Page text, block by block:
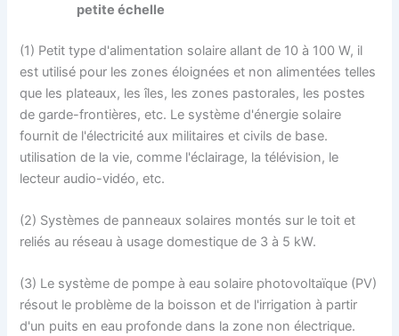
petite échelle
(1) Petit type d'alimentation solaire allant de 10 à 100 W, il
est utilisé pour les zones éloignées et non alimentées telles
que les plateaux, les îles, les zones pastorales, les postes
de garde-frontières, etc. Le système d'énergie solaire
fournit de l'électricité aux militaires et civils de base.
utilisation de la vie, comme l'éclairage, la télévision, le
lecteur audio-vidéo, etc.
(2) Systèmes de panneaux solaires montés sur le toit et
reliés au réseau à usage domestique de 3 à 5 kW.
(3) Le système de pompe à eau solaire photovoltaïque (PV)
résout le problème de la boisson et de l'irrigation à partir
d'un puits en eau profonde dans la zone non électrique.